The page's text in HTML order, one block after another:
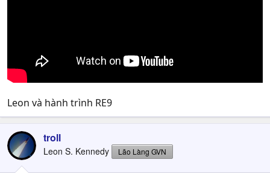
Leon và hành trình RE9
troll
Leon S. Kennedy Lão Làng GVN